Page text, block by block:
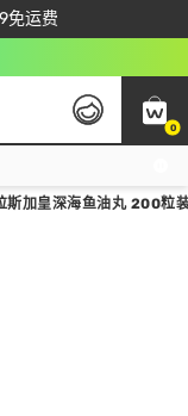
免运费
家优惠即减$50
0
斯加皇深海鱼油丸 200粒